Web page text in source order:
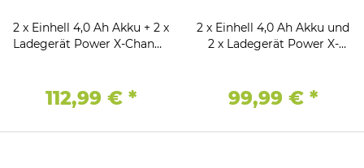
2 x Einhell 4,0 Ah Akku + 2 x
Ladegerät Power X-Change
112,99 € *
2 x Einhell 4,0 Ah Akku und
2 x Ladegerät Power X-
99,99 € *